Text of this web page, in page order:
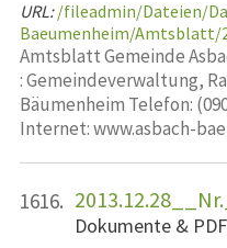
URL: /fileadmin/Dateien/
Baeumenheim/Amtsblatt/
Amtsblatt Gemeinde
: Gemeindeverwaltung,
Bäumenheim Telefon:
Internet: www.asbach-
1616.
Dokumente &